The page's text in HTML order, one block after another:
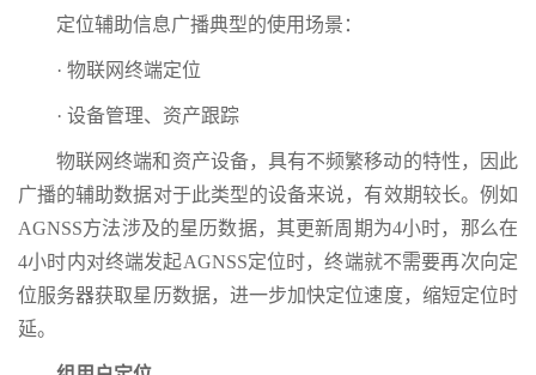
定位辅助信息广播典型的使用场景：
· 物联网终端定位
· 设备管理、资产跟踪
物联网终端和资产设备，具有不频繁移动的特性，因此
广播的辅助数据对于此类型的设备来说，有效期较长。例如
AGNSS方法涉及的星历数据，其更新周期为4小时，那么在
4小时内对终端发起AGNSS定位时，终端就不需要再次向定
位服务器获取星历数据，进一步加快定位速度，缩短定位时
延。